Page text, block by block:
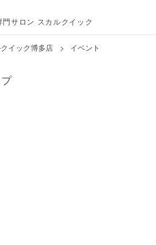
門サロン スカルクイック
イック博多店
イベント